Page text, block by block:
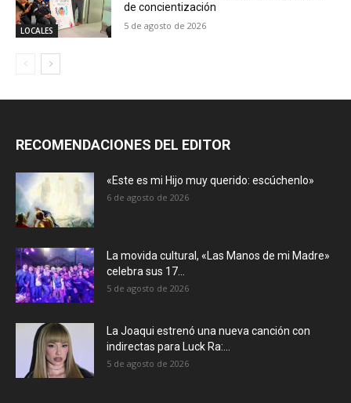
LOCALES
de concientización
5 de agosto de 2026
RECOMENDACIONES DEL EDITOR
«Este es mi Hijo muy querido: escúchenlo»
6 de agosto de 2026
La movida cultural, «Las Manos de mi Madre»
celebra sus 17...
5 de agosto de 2026
La Joaqui estrenó una nueva canción con
indirectas para Luck Ra:...
5 de agosto de 2026